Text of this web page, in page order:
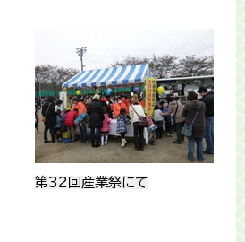
第32回産業祭にて